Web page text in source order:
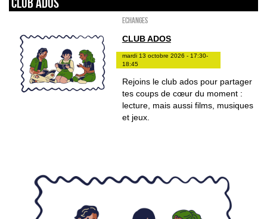
ECHANGES
CLUB ADOS
mardi 13 octobre 2026 - 17:30-
18:45
Rejoins le club ados pour partager
tes coups de cœur du moment :
lecture, mais aussi films, musiques
et jeux.